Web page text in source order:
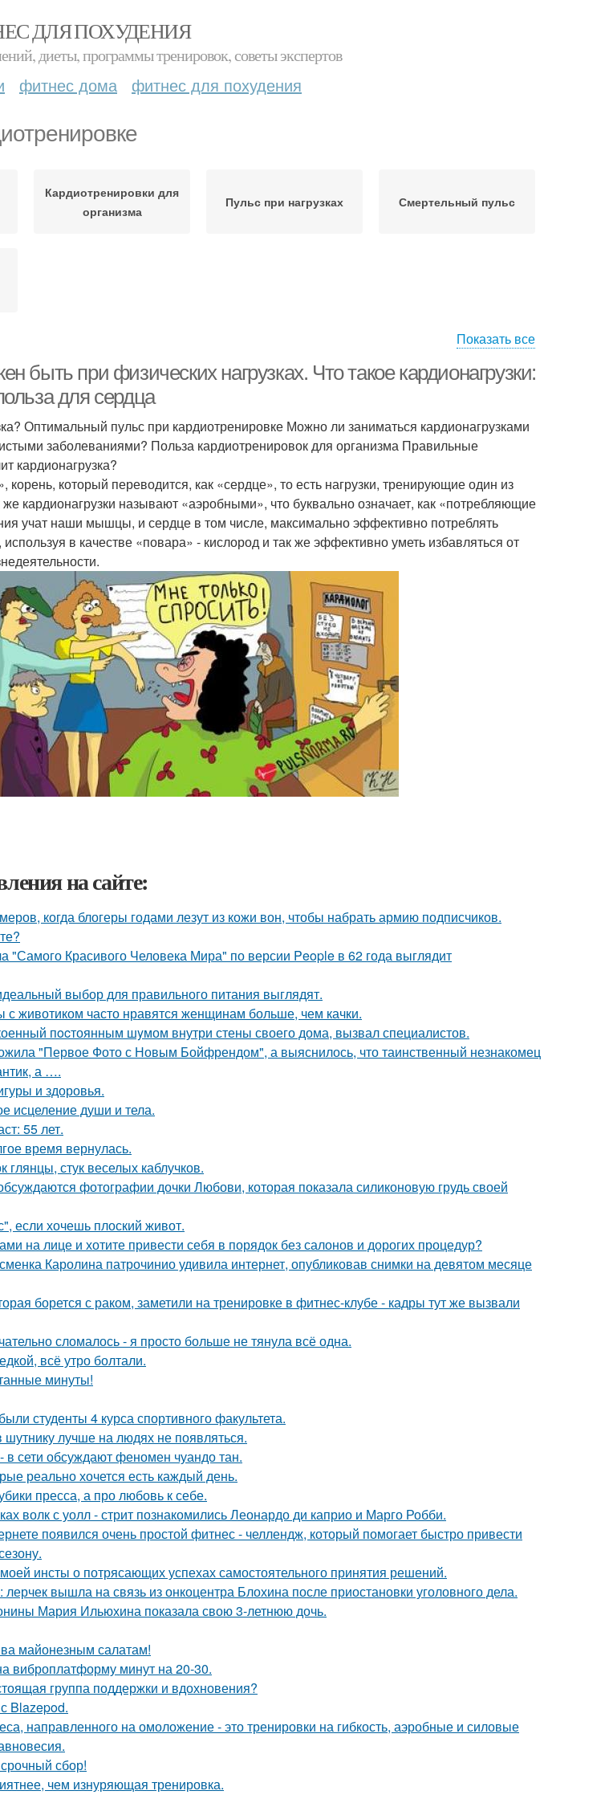
ДЛЯ ПОХУДЕНИЯ
диеты, программы тренировок, советы экспертов
фитнес дома фитнес для похудения
Кардиотренировки для
организма
Пульс при нагрузках Смертельный пульс
Показать все
быть при физических нагрузках. Что такое кардионагрузки:
для сердца
Оптимальный пульс при кардиотренировке Можно ли заниматься кардионагрузками
заболеваниями? Польза кардиотренировок для организма Правильные
кардионагрузка?
корень, который переводится, как «сердце», то есть нагрузки, тренирующие один из
кардионагрузки называют «аэробными», что буквально означает, как «потребляющие
учат наши мышцы, и сердце в том числе, максимально эффективно потреблять
в качестве «повара» - кислород и так же эффективно уметь избавляться от
на сайте:
когда блогеры годами лезут из кожи вон, чтобы набрать армию подписчиков.
"Самого Красивого Человека Мира" по версии People в 62 года выглядит
выбор для правильного питания выглядят.
с животиком часто нравятся женщинам больше, чем качки.
пocтоянным шyмом внутри стены своего дома, вызвал специалистов.
"Первое Фото с Новым Бойфрендом", а выяснилось, что таинственный незнакомец
а ….
и здоровья.
исцеление души и тела.
55 лет.
время вернулась.
глянцы, стук веселых каблучков.
фотографии дочки Любови, которая показала силиконовую грудь своей
если хочешь плоский живот.
на лице и хотите привести себя в порядок без салонов и дорогих процедур?
Каролина патрочинио удивила интернет, опубликовав снимки на девятом месяце
борется с раком, заметили на тренировке в фитнес-клубе - кадры тут же вызвали
сломалось - я просто больше не тянула всё одна.
всё утро болтали.
минуты!
студенты 4 курса спортивного факультета.
лучше на людях не появляться.
в сети обсуждают феномен чуандо тан.
реально хочется есть каждый день.
пресса, а про любовь к себе.
волк с уолл - стрит познакомились Леонардо ди каприо и Марго Робби.
появился очень простой фитнес - челлендж, который помогает быстро привести
инсты о потрясающих успехах самостоятельного принятия решений.
вышла на связь из онкоцентра Блохина после приостановки уголовного дела.
Мария Ильюхина показала свою 3-летнюю дочь.
майонезным салатам!
виброплатформу минут на 20-30.
группа поддержки и вдохновения?
Blazepod.
направленного на омоложение - это тренировки на гибкость, аэробные и силовые
сбор!
чем изнуряющая тренировка.